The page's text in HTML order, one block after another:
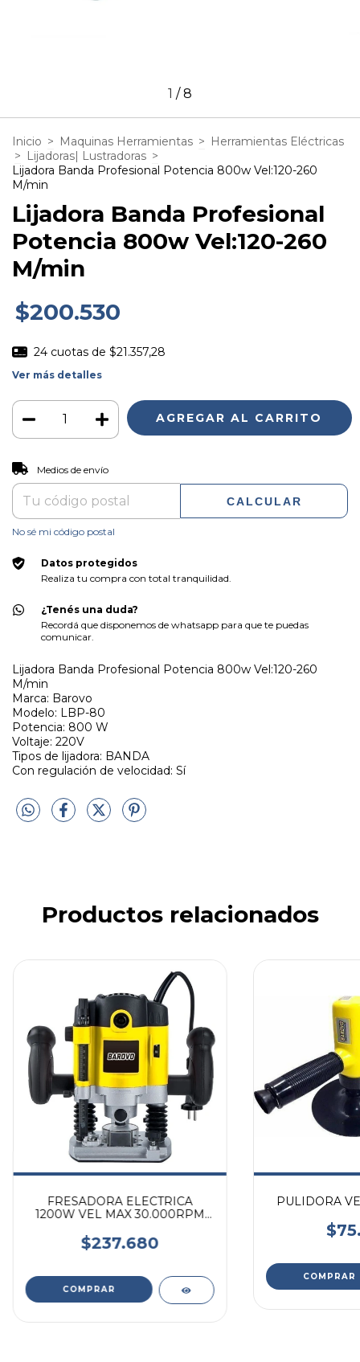
1 /8
Inicio > Maquinas Herramientas > Herramientas Eléctricas
> Lijadoras| Lustradoras >
Lijadora Banda Profesional Potencia 800w Vel:120-260
M/min
Lijadora Banda Profesional
Potencia 800w Vel:120-260
M/min
$200.530
24 cuotas de $21.357,28
Ver más detalles
Entregas para el CP:
Medios de envío
CALCULAR
No sé mi código postal
Datos protegidos
Realiza tu compra con total tranquilidad.
¿Tenés una duda?
Recordá que disponemos de whatsapp para que te puedas
comunicar.
Lijadora Banda Profesional Potencia 800w Vel:120-260
M/min
Marca: Barovo
Modelo: LBP-80
Potencia: 800 W
Voltaje: 220V
Tipos de lijadora: BANDA
Con regulación de velocidad: Sí
Productos relacionados
FRESADORA ELECTRICA
1200W VEL MAX 30.000RPM
$237.680
PULIDORA